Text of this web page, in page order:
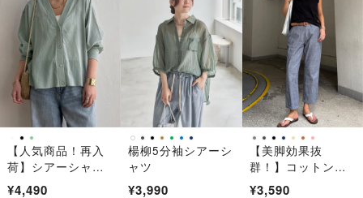
【人気商品！再入
荷】シアーシャツ
カーディガン
¥4,490
楊柳5分袖シアーシ
ャツ
¥3,990
【美脚効果抜
群！】コットンシ
ャンブレーテーパ
¥3,590